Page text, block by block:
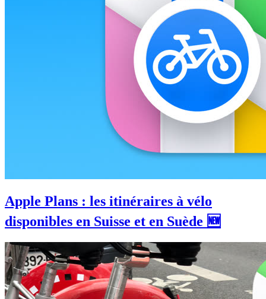
Apple Plans : les itinéraires à vélo
disponibles en Suisse et en Suède 🆕